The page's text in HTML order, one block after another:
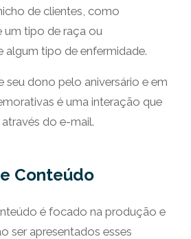
de clientes, como
um tipo de raça ou
algum tipo de enfermidade.
seu dono pelo aniversário e em
é uma interação que
do e-mail.
Conteúdo
é focado na produção e
ser apresentados esses